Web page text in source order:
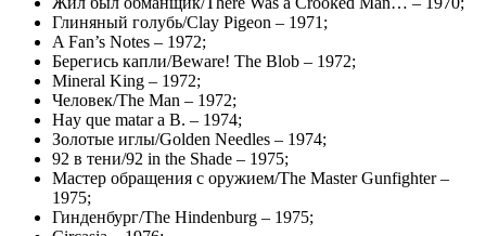
Глиняный голубь/Clay Pigeon – 1971;
A Fan’s Notes – 1972;
Берегись капли/Beware! The Blob – 1972;
Mineral King – 1972;
Человек/The Man – 1972;
Hay que matar a B. – 1974;
Золотые иглы/Golden Needles – 1974;
92 в тени/92 in the Shade – 1975;
Мастер обращения с оружием/The Master Gunfighter –
1975;
Гинденбург/The Hindenburg – 1975;